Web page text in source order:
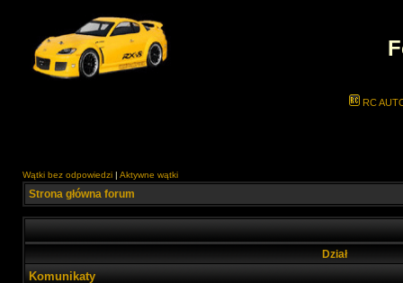
RC
Wątki bez odpowiedzi | Aktywne wątki
Strona główna forum
Dział
Komunikaty